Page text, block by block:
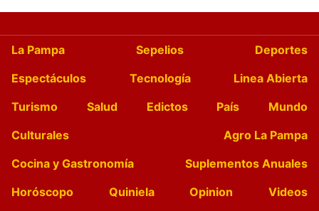
La Pampa Sepelios
Deportes
Espectáculos
Tecnología
Linea Abierta
Turismo
Salud Edictos País
Mundo
Culturales
Agro La Pampa
Cocina y Gastronomía
Suplementos Anuales
Horóscopo
Quiniela Opinion
Videos